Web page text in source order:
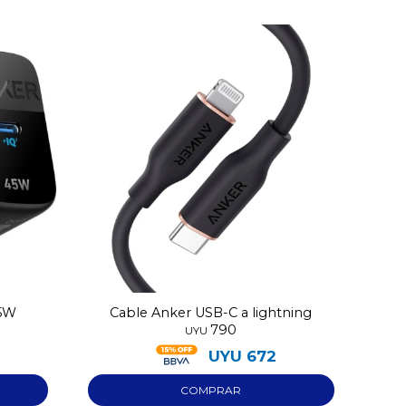
Cable Anker USB-C a lightning
UYU 790
UYU 672